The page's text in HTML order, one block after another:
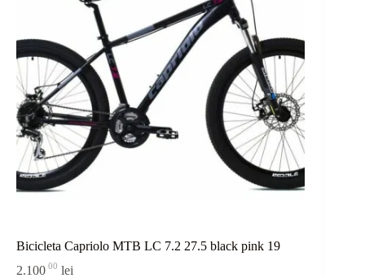
Bicicleta Capriolo MTB LC 7.2 27.5 black pink 19
2.100 00 lei